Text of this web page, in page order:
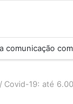
comunicação
/ Covid-19: até